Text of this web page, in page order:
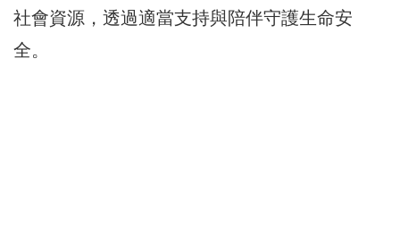
社會資源，透過適當支持與陪伴守護生命安
全。